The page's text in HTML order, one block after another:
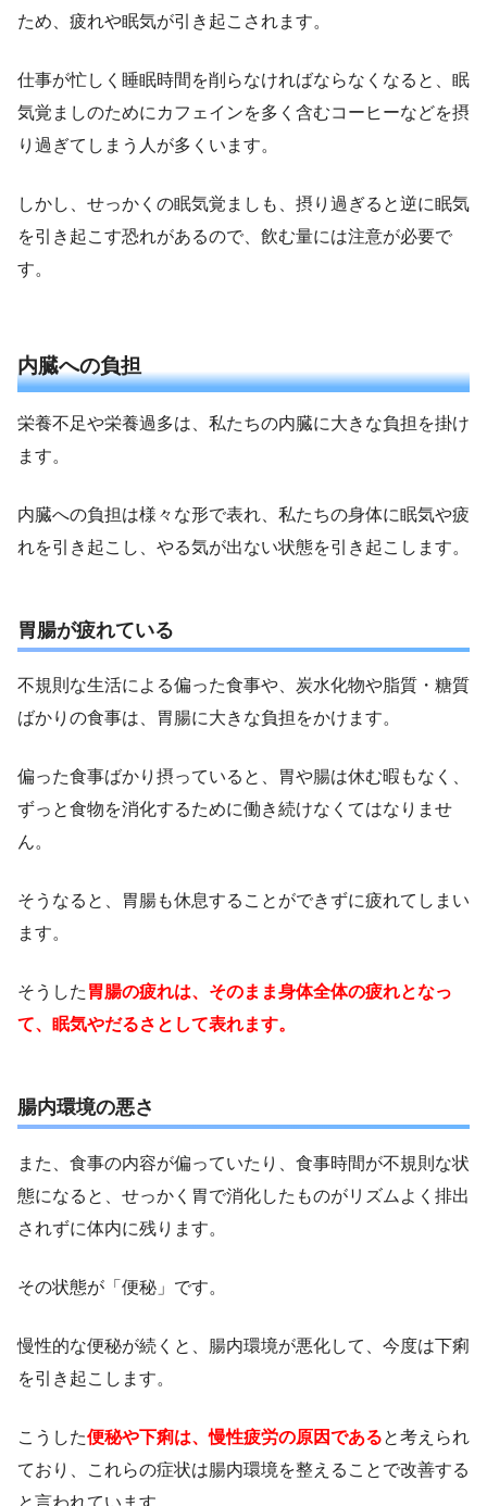
ため、疲れや眠気が引き起こされます。
仕事が忙しく睡眠時間を削らなければならなくなると、眠
気覚ましのためにカフェインを多く含むコーヒーなどを摂
り過ぎてしまう人が多くいます。
しかし、せっかくの眠気覚ましも、摂り過ぎると逆に眠気
を引き起こす恐れがあるので、飲む量には注意が必要で
す。
内臓への負担
栄養不足や栄養過多は、私たちの内臓に大きな負担を掛け
ます。
内臓への負担は様々な形で表れ、私たちの身体に眠気や疲
れを引き起こし、やる気が出ない状態を引き起こします。
胃腸が疲れている
不規則な生活による偏った食事や、炭水化物や脂質・糖質
ばかりの食事は、胃腸に大きな負担をかけます。
偏った食事ばかり摂っていると、胃や腸は休む暇もなく、
ずっと食物を消化するために働き続けなくてはなりませ
ん。
そうなると、胃腸も休息することができずに疲れてしまい
ます。
そうした 胃腸の疲れは、そのまま身体全体の疲れとなっ
て、眠気やだるさとして表れます。
腸内環境の悪さ
また、食事の内容が偏っていたり、食事時間が不規則な状
態になると、せっかく胃で消化したものがリズムよく排出
されずに体内に残ります。
その状態が「便秘」です。
慢性的な便秘が続くと、腸内環境が悪化して、今度は下痢
を引き起こします。
こうした便秘や下痢は、慢性疲労の原因であると考えられ
ており、これらの症状は腸内環境を整えることで改善する
と言われています。